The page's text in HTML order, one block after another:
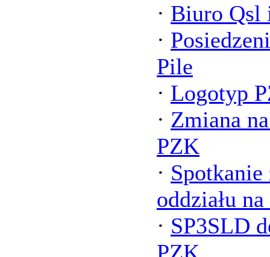
· Biuro Qsl
·
Pile
· Logotyp
· Zmiana
PZK
· Spotkanie
oddziału
· SP3SLD